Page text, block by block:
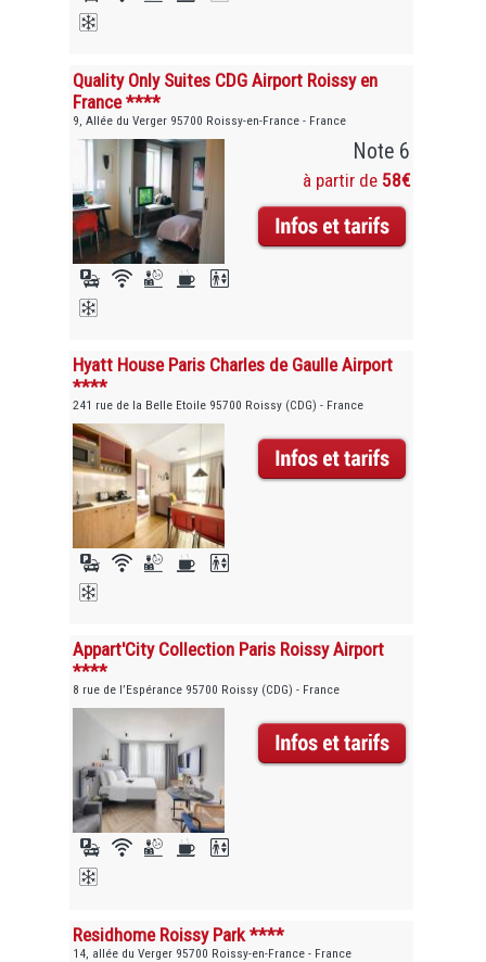
Quality Only Suites CDG Airport Roissy en
France ****
9, Allée du Verger 95700 Roissy-en-France - France
Note 6
à partir de 58€
Hyatt House Paris Charles de Gaulle Airport
****
241 rue de la Belle Etoile 95700 Roissy (CDG) - France
Appart'City Collection Paris Roissy Airport
****
8 rue de l’Espérance 95700 Roissy (CDG) - France
Residhome Roissy Park ****
14, allée du Verger 95700 Roissy-en-France - France